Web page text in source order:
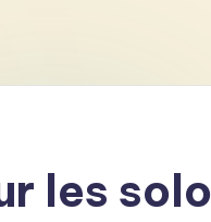
les